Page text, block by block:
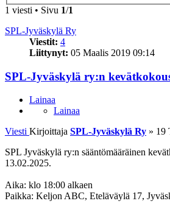
1 viesti • Sivu 1/1
SPL-Jyväskylä Ry
Viestit: 4
Liittynyt: 05 Maalis 2019 09:14
SPL-Jyväskylä ry:n
Lainaa
Lainaa
Viesti Kirjoittaja SPL-Jyväskylä Ry » 19
SPL Jyväskylä ry:n sääntömääräinen
13.02.2025.
Aika: klo 18:00 alkaen
Paikka: Keljon ABC, Eteläväylä 17,